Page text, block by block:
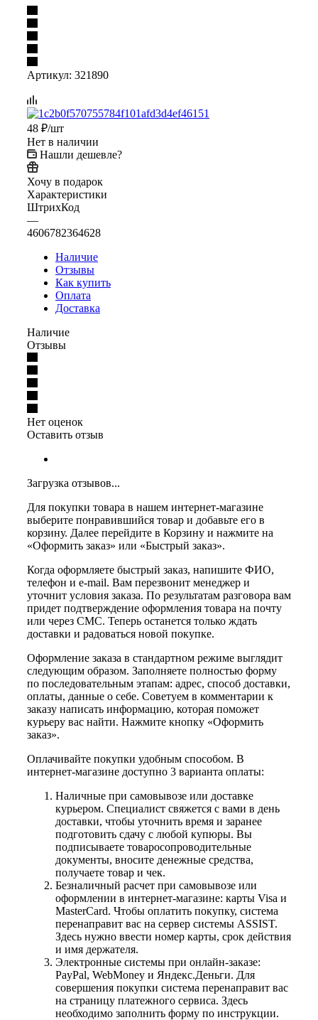
Артикул: 321890
48 ₽/шт
Нет в наличии
Нашли дешевле?
Хочу в подарок
Характеристики
ШтрихКод
—
4606782364628
Наличие
Отзывы
Как купить
Оплата
Доставка
Наличие
Отзывы
Нет оценок
Оставить отзыв
Загрузка отзывов...
Для покупки товара в нашем интернет-магазине
выберите понравившийся товар и добавьте его в
корзину. Далее перейдите в Корзину и нажмите на
«Оформить заказ» или «Быстрый заказ».
Когда оформляете быстрый заказ, напишите ФИО,
телефон и e-mail. Вам перезвонит менеджер и
уточнит условия заказа. По результатам разговора вам
придет подтверждение оформления товара на почту
или через СМС. Теперь останется только ждать
доставки и радоваться новой покупке.
Оформление заказа в стандартном режиме выглядит
следующим образом. Заполняете полностью форму
по последовательным этапам: адрес, способ доставки,
оплаты, данные о себе. Советуем в комментарии к
заказу написать информацию, которая поможет
курьеру вас найти. Нажмите кнопку «Оформить
заказ».
Оплачивайте покупки удобным способом. В
интернет-магазине доступно 3 варианта оплаты:
Наличные при самовывозе или доставке
курьером. Специалист свяжется с вами в день
доставки, чтобы уточнить время и заранее
подготовить сдачу с любой купюры. Вы
подписываете товаросопроводительные
документы, вносите денежные средства,
получаете товар и чек.
Безналичный расчет при самовывозе или
оформлении в интернет-магазине: карты Visa и
MasterCard. Чтобы оплатить покупку, система
перенаправит вас на сервер системы ASSIST.
Здесь нужно ввести номер карты, срок действия
и имя держателя.
Электронные системы при онлайн-заказе:
PayPal, WebMoney и Яндекс.Деньги. Для
совершения покупки система перенаправит вас
на страницу платежного сервиса. Здесь
необходимо заполнить форму по инструкции.